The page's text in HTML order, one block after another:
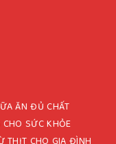
ĂN ĐỦ CHẤT
SỨC KHỎE